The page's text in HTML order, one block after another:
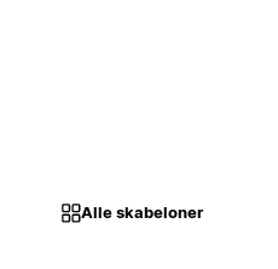
Alle skabeloner